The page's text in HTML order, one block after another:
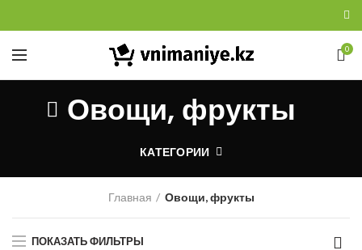
0
Овощи, фрукты
КАТЕГОРИИ
Главная Овощи, фрукты
ПОКАЗАТЬ ФИЛЬТРЫ